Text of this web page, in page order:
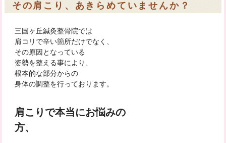
その肩こり、あきらめていませんか？
三国ヶ丘鍼灸整骨院では
肩コリで辛い箇所だけでなく、
その原因となっている
姿勢を整える事により、
根本的な部分からの
身体の調整を行っております。
肩こりで本当にお悩みの
方、